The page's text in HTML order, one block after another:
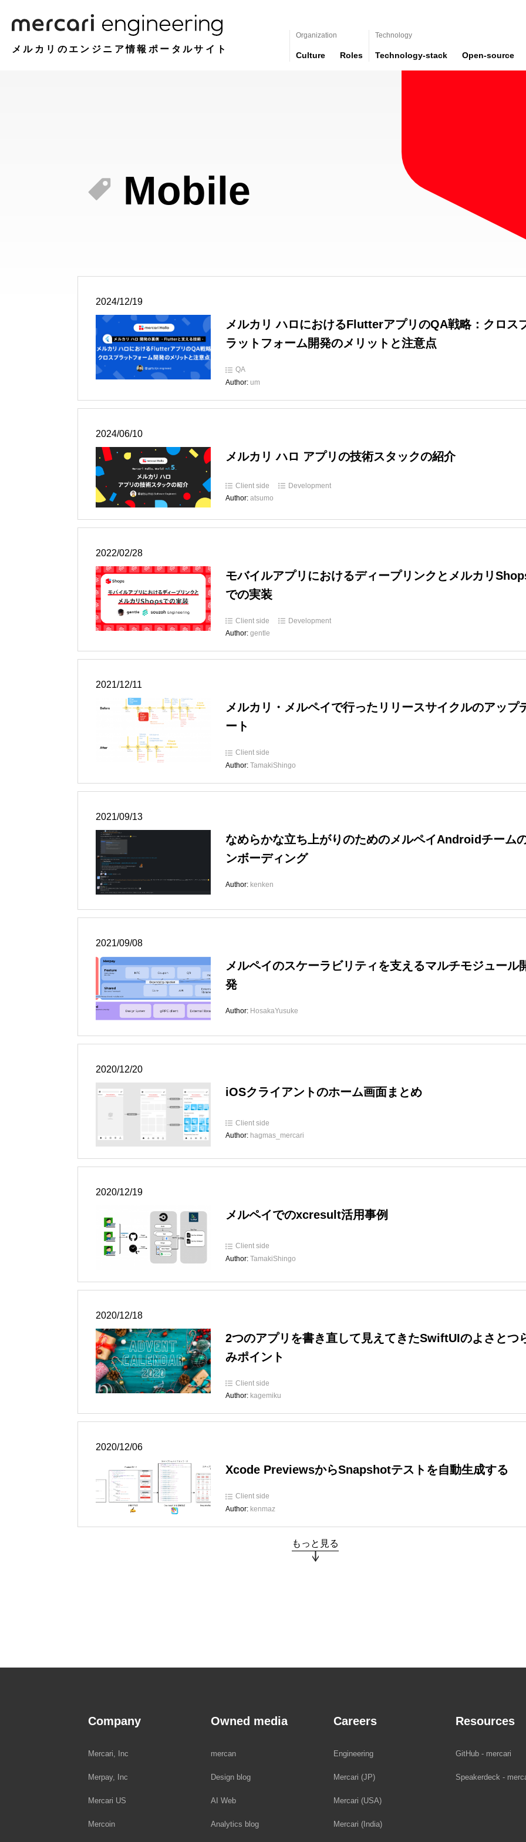
メルカリのエンジニア情報ポータルサイト
Organization
Culture Roles
Technology
Technology-stack Open-source
Mobile
2024/12/19
メルカリ ハロにおけるFlutterアプリのQA戦略：クロス
ラットフォーム開発のメリットと注意点
QA
Author: um
2024/06/10
メルカリ ハロ アプリの技術スタックの紹介
Client side
Development
Author: atsumo
2022/02/28
モバイルアプリにおけるディープリンクとメルカリ
での実装
Client side
Development
Author: gentle
2021/12/11
メルカリ・メルペイで行ったリリースサイクルのアップ
ート
Client side
Author: TamakiShingo
2021/09/13
なめらかな立ち上がりのためのメルペイAndroidチーム
ンボーディング
Author: kenken
2021/09/08
メルペイのスケーラビリティを支えるマルチモジュール
発
Author: HosakaYusuke
2020/12/20
iOSクライアントのホーム画面まとめ
Client side
Author: hagmas_mercari
2020/12/19
メルペイでのxcresult活用事例
Client side
Author: TamakiShingo
2020/12/18
2つのアプリを書き直して見えてきたSwiftUIのよさとつ
みポイント
Client side
Author: kagemiku
2020/12/06
Xcode PreviewsからSnapshotテストを自動生成する
Client side
Author: kenmaz
もっと見る
Company
Mercari, Inc
Merpay, Inc
Mercari US
Mercoin
Owned media
mercan
Design blog
AI Web
Analytics blog
Careers
Engineering
Mercari (JP)
Mercari (USA)
Mercari (India)
Resources
GitHub - mercari
Speakerdeck -